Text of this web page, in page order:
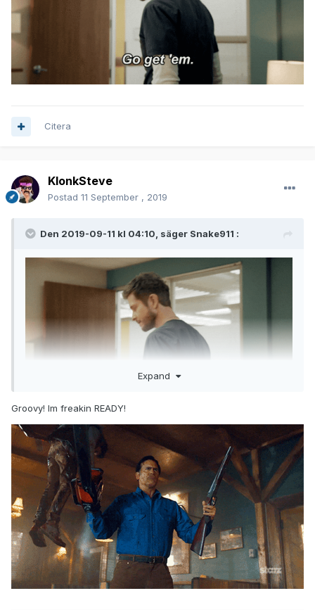
Citera
KlonkSteve
Postad 11 September , 2019
Den 2019-09-11 kl 04:10, säger Snake911 :
Expand
Groovy! Im freakin READY!